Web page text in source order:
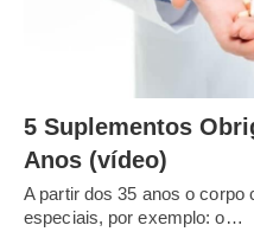
5 Suplementos
Anos (vídeo)
A partir dos 35 anos o corpo
especiais, por exemplo: o…